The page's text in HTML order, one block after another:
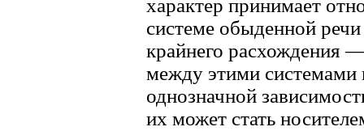
характер принимает
системе обыденной
крайнего расхождения
между этими системами
однозначной
их может стать